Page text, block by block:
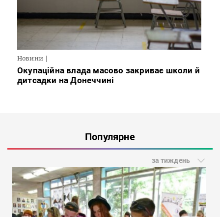
Новини
Окупаційна влада масово закриває школи й
дитсадки на Донеччині
Популярне
за тиждень